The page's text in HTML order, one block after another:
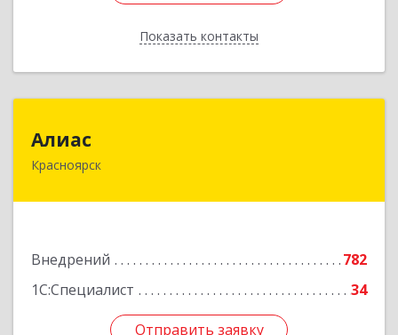
Показать контакты
Назад
Алиас
Красноярск
Внедрений
782
1С:Специалист
34
Отправить заявку
660043, Красноярский край, Красноярск г,
Отправить заявку